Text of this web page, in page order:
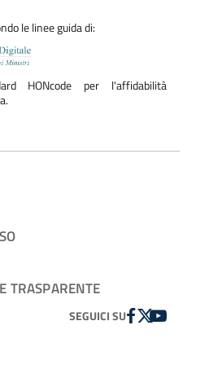
esclusivamente le
pertinenza reumatologica di
maggiori informazioni
links, a fondo pagina).
le linee guida di:
HONcode per l'affidabilità
TRASPARENTE
SEGUICI SUFACEBOOK
TWITTER
YOUTUBE